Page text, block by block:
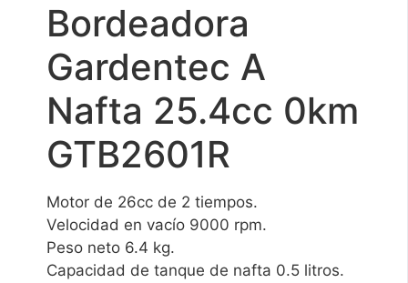
Bordeadora
Gardentec A
Nafta 25.4cc 0km
GTB2601R
Motor de 26cc de 2 tiempos.
Velocidad en vacío 9000 rpm.
Peso neto 6.4 kg.
Capacidad de tanque de nafta 0.5 litros.